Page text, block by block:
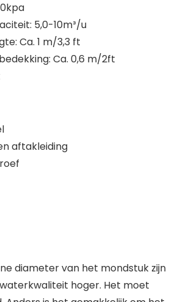
5,0-10m³/u
Ca. 1 m/3,3 ft
Ca. 0,6 m/2ft
aftakleiding
diameter van het mondstuk zijn
hoger. Het moet